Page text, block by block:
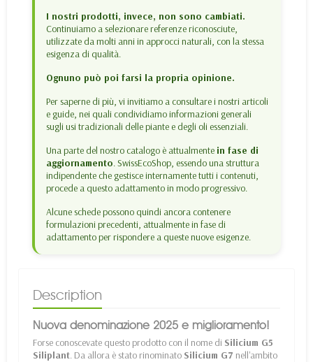
I nostri prodotti, invece, non sono cambiati.
Continuiamo a selezionare referenze riconosciute,
utilizzate da molti anni in approcci naturali, con la stessa
esigenza di qualità.
Ognuno può poi farsi la propria opinione.
Per saperne di più, vi invitiamo a consultare i nostri articoli
e guide, nei quali condividiamo informazioni generali
sugli usi tradizionali delle piante e degli oli essenziali.
Una parte del nostro catalogo è attualmente in fase di
aggiornamento. SwissEcoShop, essendo una struttura
indipendente che gestisce internamente tutti i contenuti,
procede a questo adattamento in modo progressivo.
Alcune schede possono quindi ancora contenere
formulazioni precedenti, attualmente in fase di
adattamento per rispondere a queste nuove esigenze.
Description
Nuova denominazione 2025 e miglioramento!
Forse conoscevate questo prodotto con il nome di Silicium G5
Siliplant. Da allora è stato rinominato Silicium G7 nell'ambito